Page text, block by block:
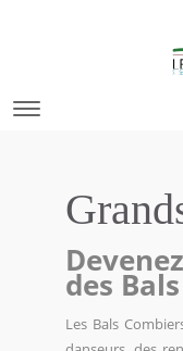
des
Les Bals